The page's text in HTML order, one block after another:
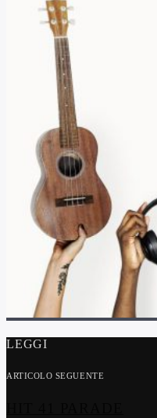
LEGGI
ARTICOLO SEGUENTE